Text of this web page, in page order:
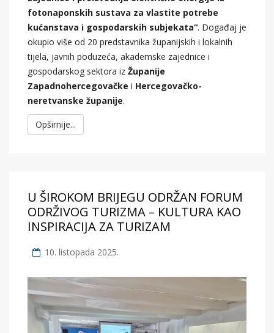
fotonaponskih sustava za vlastite potrebe
kućanstava i gospodarskih subjekata“. Događaj je
okupio više od 20 predstavnika županijskih i lokalnih
tijela, javnih poduzeća, akademske zajednice i
gospodarskog sektora iz Županije
Zapadnohercegovačke i Hercegovačko-
neretvanske županije.
Opširnije...
U ŠIROKOM BRIJEGU ODRŽAN FORUM
ODRŽIVOG TURIZMA – KULTURA KAO
INSPIRACIJA ZA TURIZAM
10. listopada 2025.